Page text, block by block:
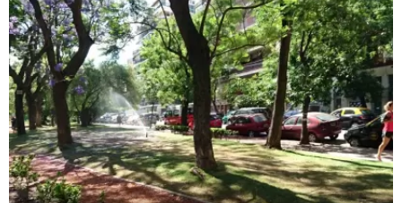
RECETAS
PALABRAS
HORÓSCOPO
Seguinos